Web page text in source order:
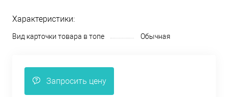
Характеристики:
Вид карточки товара в топе Обычная
Запросить цену